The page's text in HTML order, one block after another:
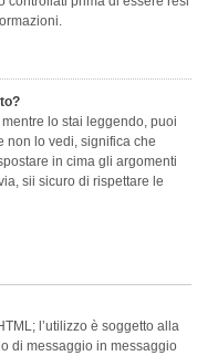
lo stai leggendo, puoi
non lo vedi, significa che
in cima gli argomenti
sii sicuro di rispettare le
l’utilizzo è soggetto alla
di messaggio in messaggio